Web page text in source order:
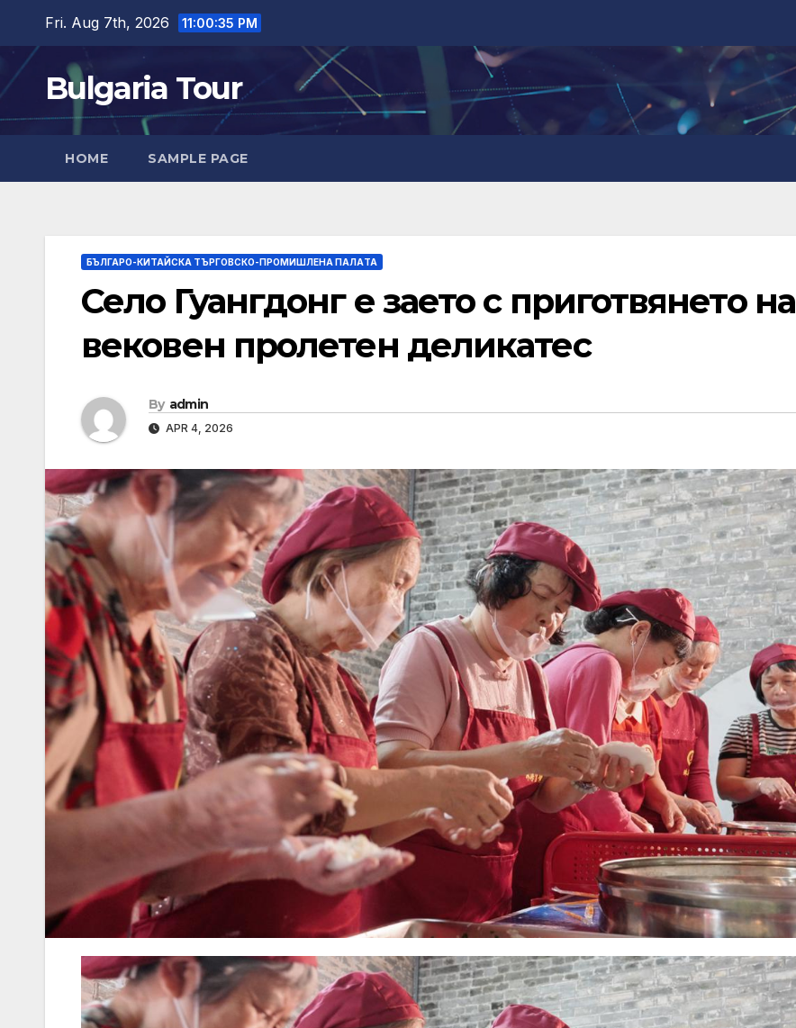
content
Fri. Aug 7th, 2026 11:00:36 PM
Bulgaria Tour
HOME SAMPLE PAGE
БЪЛГАРО-КИТАЙСКА ТЪРГОВСКО-ПРОМИШЛЕНА ПАЛAТА
Село Гуангдонг е заето с приготвянето на
вековен пролетен деликатес
By admin
APR 4, 2026